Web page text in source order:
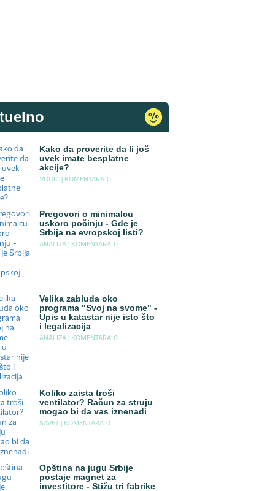
Kako da proverite da li još
uvek imate besplatne
akcije?
VODIC | KOMENTARA: 0
Pregovori o minimalcu
uskoro počinju - Gde je
Srbija na evropskoj listi?
ANALIZA | KOMENTARA: 0
Velika zabluda oko
programa "Svoj na svome" -
Upis u katastar nije isto što
i legalizacija
ANALIZA | KOMENTARA: 0
Koliko zaista troši
ventilator? Račun za struju
mogao bi da vas iznenadi
SAVET | KOMENTARA: 0
Opština na jugu Srbije
postaje magnet za
investitore - Stižu tri fabrike